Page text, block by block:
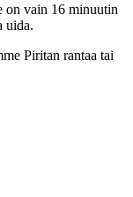
on vain 16 minuutin
uida.
Piritan rantaa tai